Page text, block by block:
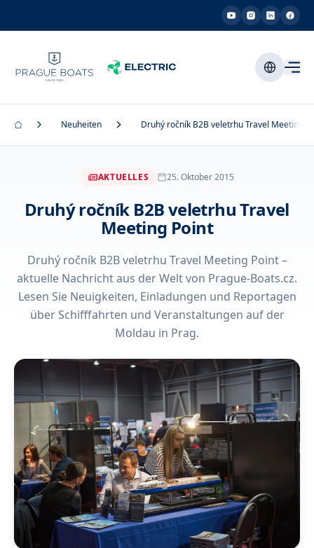
Neuheiten Druhý ročník B2B veletrhu Travel Meeting
AKTUELLES 25. Oktober 2015
Druhý ročník B2B veletrhu Travel
Meeting Point
Druhý ročník B2B veletrhu Travel Meeting Point –
aktuelle Nachricht aus der Welt von Prague-Boats.cz.
Lesen Sie Neuigkeiten, Einladungen und Reportagen
über Schifffahrten und Veranstaltungen auf der
Moldau in Prag.